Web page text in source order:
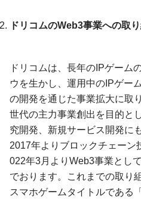
ドリコムのWeb3事業への取
ドリコムは、長年のIPゲーム
ウを生かし、運用中のIPゲー
の開発を通じた事業拡大に取
世代の主力事業創出を目的と
究開発、新規サービス開発に
2017年よりブロックチェーン
022年3月よりWeb3事業とし
でおります。これまでの取り
スマホゲームタイトルである